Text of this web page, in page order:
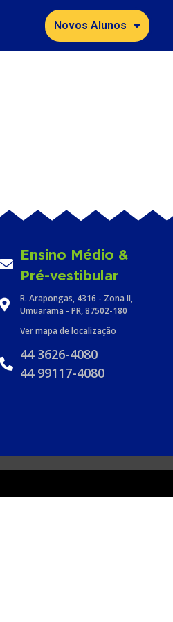
Novos Alunos
Ensino Médio &
Pré-vestibular
R. Arapongas, 4316 - Zona II,
Umuarama - PR, 87502-180
Ver mapa de localização
44 3626-4080
44 99117-4080